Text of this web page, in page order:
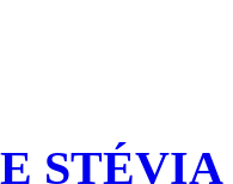
STÉVIA